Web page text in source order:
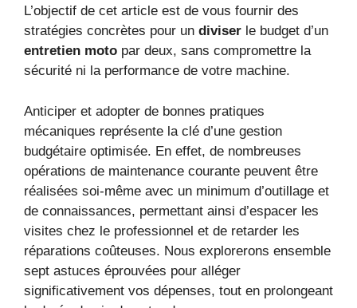
L’objectif de cet article est de vous fournir des
stratégies concrètes pour un diviser le budget d’un
entretien moto par deux, sans compromettre la
sécurité ni la performance de votre machine.
Anticiper et adopter de bonnes pratiques
mécaniques représente la clé d’une gestion
budgétaire optimisée. En effet, de nombreuses
opérations de maintenance courante peuvent être
réalisées soi-même avec un minimum d’outillage et
de connaissances, permettant ainsi d’espacer les
visites chez le professionnel et de retarder les
réparations coûteuses. Nous explorerons ensemble
sept astuces éprouvées pour alléger
significativement vos dépenses, tout en prolongeant